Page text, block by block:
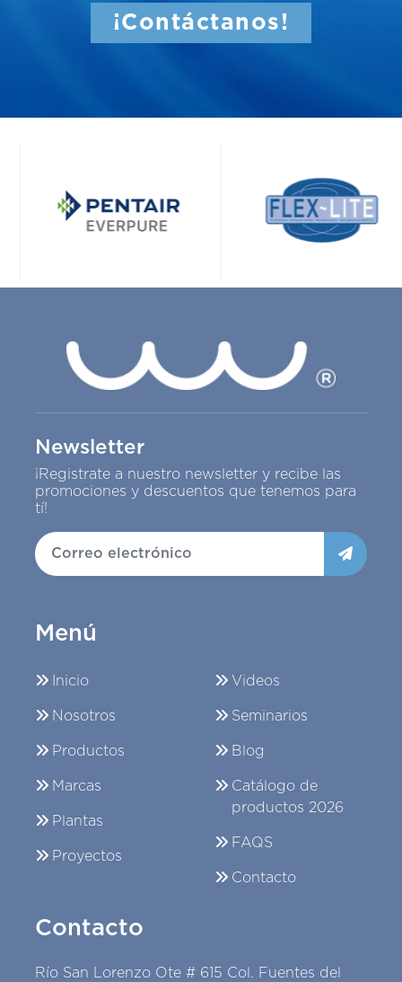
¡Contáctanos!
Newsletter
¡Registrate a nuestro newsletter y recibe las
promociones y descuentos que tenemos para
tí!
Menú
Inicio
Nosotros
Productos
Marcas
Plantas
Proyectos
Videos
Seminarios
Blog
Catálogo de
productos 2026
FAQS
Contacto
Contacto
Río San Lorenzo Ote # 615 Col. Fuentes del